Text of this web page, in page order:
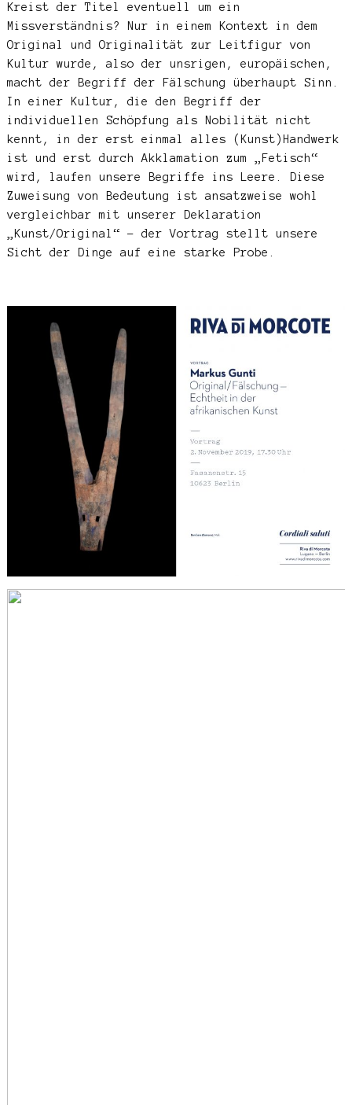
Kreist der Titel eventuell um ein
Missverständnis? Nur in einem Kontext in dem
Original und Originalität zur Leitfigur von
Kultur wurde, also der unsrigen, europäischen,
macht der Begriff der Fälschung überhaupt Sinn.
In einer Kultur, die den Begriff der
individuellen Schöpfung als Nobilität nicht
kennt, in der erst einmal alles (Kunst)Handwerk
ist und erst durch Akklamation zum „Fetisch“
wird, laufen unsere Begriffe ins Leere. Diese
Zuweisung von Bedeutung ist ansatzweise wohl
vergleichbar mit unserer Deklaration
„Kunst/Original“ – der Vortrag stellt unsere
Sicht der Dinge auf eine starke Probe.